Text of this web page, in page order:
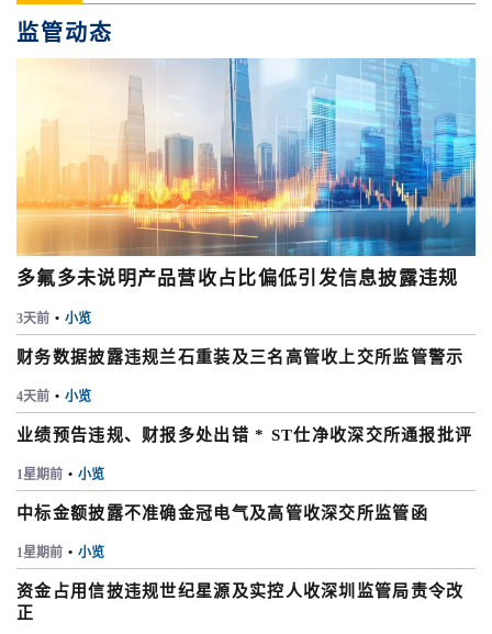
监管动态
多氟多未说明产品营收占比偏低引发信息披露违规
3天前 • 小览
财务数据披露违规兰石重装及三名高管收上交所监管警示
4天前 • 小览
业绩预告违规、财报多处出错 * ST仕净收深交所通报批评
1星期前 • 小览
中标金额披露不准确金冠电气及高管收深交所监管函
1星期前 • 小览
资金占用信披违规世纪星源及实控人收深圳监管局责令改
正